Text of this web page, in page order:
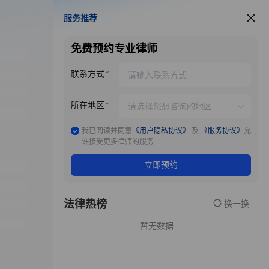
服务推荐
服务推荐
免费预约专业律师
联系方式
所在地区
我已阅读并同意 《用户隐私协议》 及 《服务协议》 允
许接受更多律师的服务
立即预约
法律热榜 换一换
暂无数据